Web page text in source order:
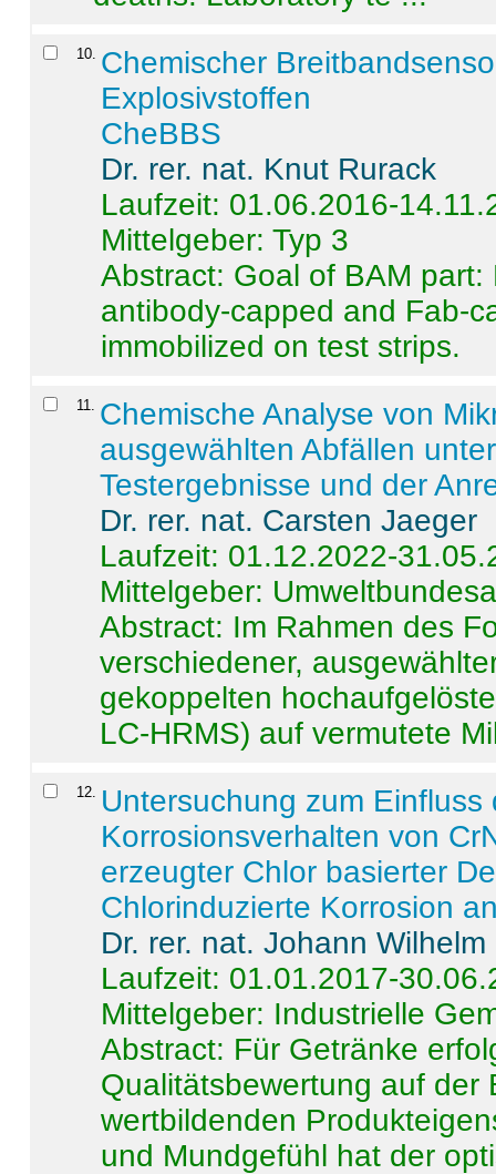
10 Chemischer
Explosivstoffen
CheBBS
Dr. rer. nat. Knut Rurack
Laufzeit: 01.06.2016-
Mittelgeber: Typ 3
Abstract: Goal of BAM
antibody-capped and Fab-
immobilized on test strips.
11
Chemische Analyse von
ausgewählten Abfällen
Testergebnisse und der
Dr. rer. nat. Carsten Jaeger
Laufzeit: 01.12.2022-
Mittelgeber:
Abstract: Im Rahmen des
verschiedener,
gekoppelten
LC-HRMS) auf vermutete
12
Untersuchung zum
Korrosionsverhalten von
erzeugter Chlor basierter
Chlorinduzierte Korrosion
Dr. rer. nat. Johann
Laufzeit: 01.01.2017-
Mittelgeber: Industrielle
Abstract: Für Getränke
Qualitätsbewertung auf der
wertbildenden
und Mundgefühl hat der